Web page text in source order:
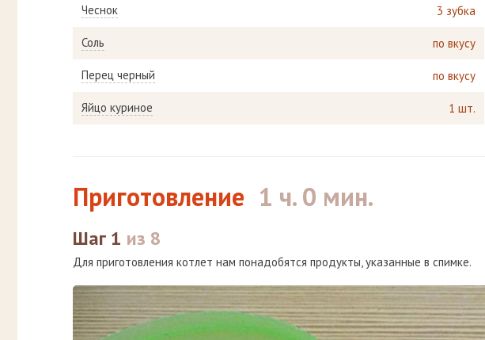
Чеснок 3 зубка
Соль по вкусу
Перец черный по вкусу
Яйцо куриное 1 шт.
Приготовление 1 ч. 0 мин.
Шаг 1 из 8
Для приготовления котлет нам понадобятся продукты, указанные в спимке.